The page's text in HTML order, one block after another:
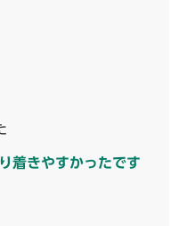
着きやすかったです